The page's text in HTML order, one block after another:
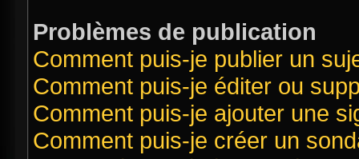
Problèmes de publication
Comment puis-je publier un
Comment puis-je éditer ou
Comment puis-je ajouter une
Comment puis-je créer un